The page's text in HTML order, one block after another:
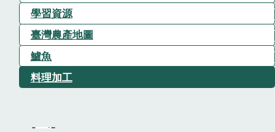
學習資源
臺灣農產地圖
鱸魚
料理加工